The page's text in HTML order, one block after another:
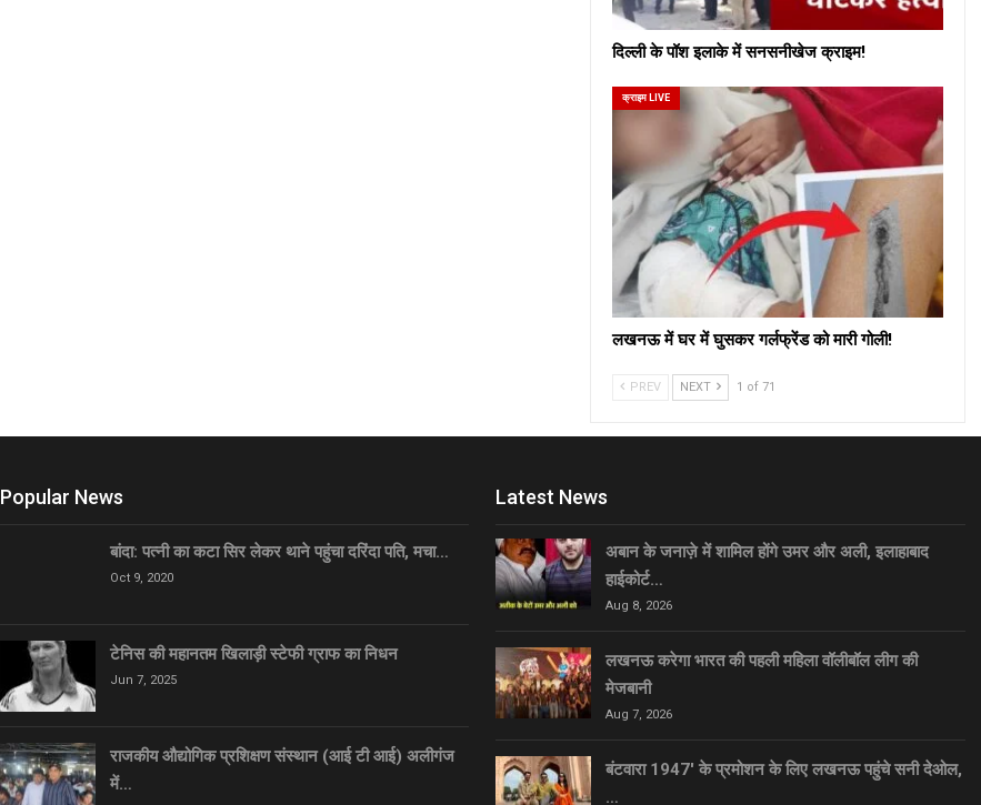
दिल्ली के पॉश इलाके में सनसनीखेज क्राइम!
क्राइम LIVE
लखनऊ में घर में घुसकर गर्लफ्रेंड को मारी गोली!
PREV NEXT 1 of 71
Popular News
बांदा: पत्नी का कटा सिर लेकर थाने पहुंचा दरिंदा पति, मचा…
Oct 9, 2020
टेनिस की महानतम खिलाड़ी स्टेफी ग्राफ का निधन
Jun 7, 2025
राजकीय औद्योगिक प्रशिक्षण संस्थान (आई टी आई) अलीगंज
में…
Latest News
अबान के जनाज़े में शामिल होंगे उमर और अली, इलाहाबाद
हाईकोर्ट…
Aug 8, 2026
लखनऊ करेगा भारत की पहली महिला वॉलीबॉल लीग की
मेजबानी
Aug 7, 2026
बंटवारा 1947′ के प्रमोशन के लिए लखनऊ पहुंचे सनी देओल,
…